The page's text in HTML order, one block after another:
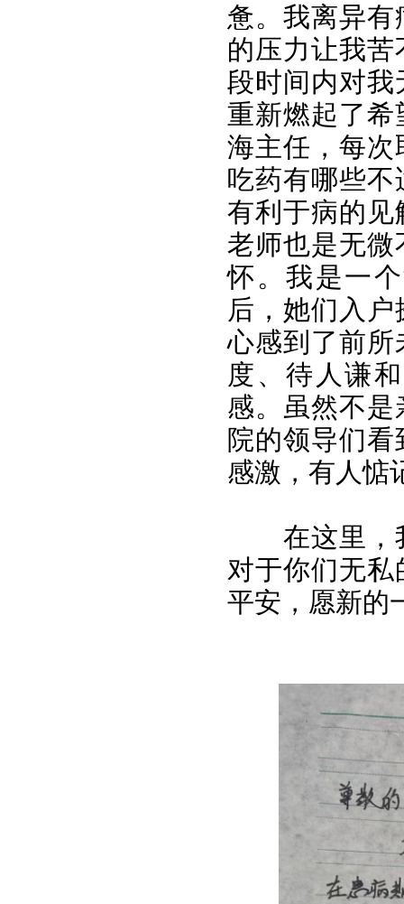
惫。我离异
的压力让我
段时间内对
重新燃起了
海主任，每
吃药有哪些
有利于病的
老师也是无
怀。我是一
后，她们入
心感到了前
度、待人谦
感。虽然不
院的领导们
感激，有人惦
在这里，
对于你们无
平安，愿新的